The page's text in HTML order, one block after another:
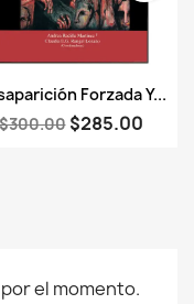
Vista rápida
Forzada Y...
$285.00
el momento.